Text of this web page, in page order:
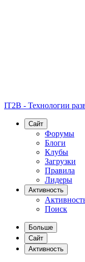
IT2B - Технологии
Сайт
Форумы
Блоги
Клубы
Загрузки
Правила
Лидеры
Активность
Поиск
Больше
Сайт
Активность